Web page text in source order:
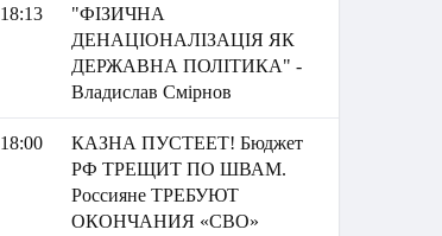
18:13
"ФІЗИЧНА
ДЕНАЦІОНАЛІЗАЦІЯ ЯК
ДЕРЖАВНА ПОЛІТИКА" -
Владислав Смірнов
18:00
КАЗНА ПУСТЕЕТ! Бюджет
РФ ТРЕЩИТ ПО ШВАМ.
Россияне ТРЕБУЮТ
ОКОНЧАНИЯ «СВО»